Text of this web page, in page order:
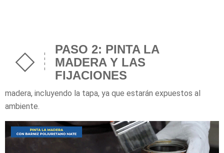
PASO 2: PINTA LA
MADERA Y LAS
FIJACIONES
Lo siguiente que harás será proteger todos los trozos de
madera, incluyendo la tapa, ya que estarán expuestos al
ambiente.